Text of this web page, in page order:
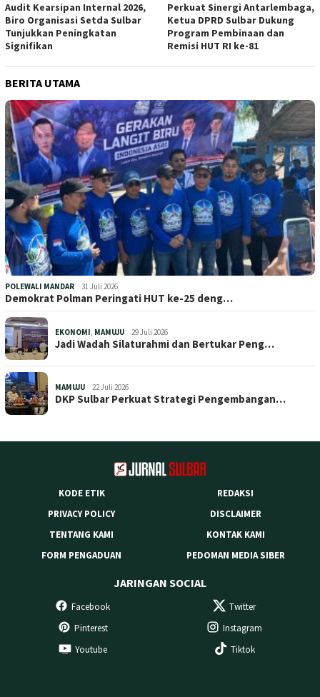
Audit Kearsipan Internal 2026,
Biro Organisasi Setda Sulbar
Tunjukkan Peningkatan
Signifikan
Perkuat Sinergi Antarlembaga,
Ketua DPRD Sulbar Dukung
Program Pembinaan dan
Remisi HUT RI ke-81
BERITA UTAMA
POLEWALI MANDAR 31 Juli 2026
Demokrat Polman Peringati HUT ke-25 deng…
EKONOMI, MAMUJU 29 Juli 2026
Jadi Wadah Silaturahmi dan Bertukar Peng…
MAMUJU 22 Juli 2026
DKP Sulbar Perkuat Strategi Pengembangan…
KODE ETIK
REDAKSI
PRIVACY POLICY
DISCLAIMER
TENTANG KAMI
KONTAK KAMI
FORM PENGADUAN
PEDOMAN MEDIA SIBER
JARINGAN SOCIAL
Facebook
Twitter
Pinterest
Instagram
Youtube
Tiktok